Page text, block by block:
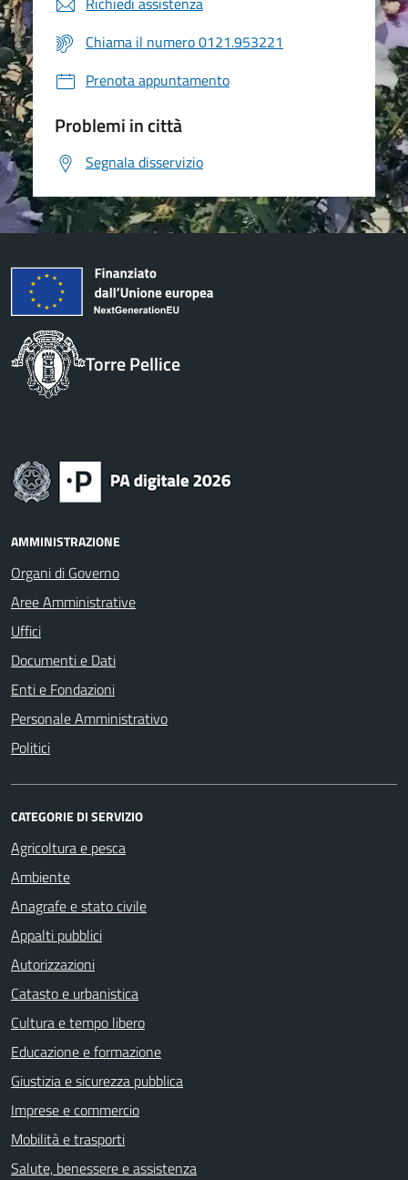
Chiama il numero 0121.953221
Prenota appuntamento
Problemi in città
Segnala disservizio
Torre Pellice
AMMINISTRAZIONE
Organi di Governo
Aree Amministrative
Uffici
Documenti e Dati
Enti e Fondazioni
Personale Amministrativo
Politici
CATEGORIE DI SERVIZIO
Agricoltura e pesca
Ambiente
Anagrafe e stato civile
Appalti pubblici
Autorizzazioni
Catasto e urbanistica
Cultura e tempo libero
Educazione e formazione
Giustizia e sicurezza pubblica
Imprese e commercio
Mobilità e trasporti
Salute, benessere e assistenza